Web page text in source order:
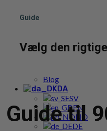
Inspiration
Populære bookings
Blog
DA
SV
EN
NO
DE
Guide
Vælg den
Guide til